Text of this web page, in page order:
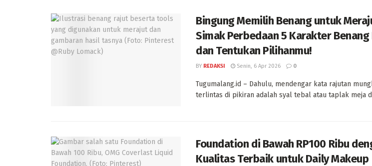
Bingung Memilih Benang untuk
Simak Perbedaan 5 Karakter Benang
dan Tentukan Pilihanmu!
BY REDAKSI Senin, 6 Apr 2026 0
Tugumalang.id – Dahulu, mendengar kata rajutan
terlintas di pikiran adalah syal tebal atau taplak meja
Foundation di Bawah RP100 Ribu
Kualitas Terbaik untuk Daily Makeup